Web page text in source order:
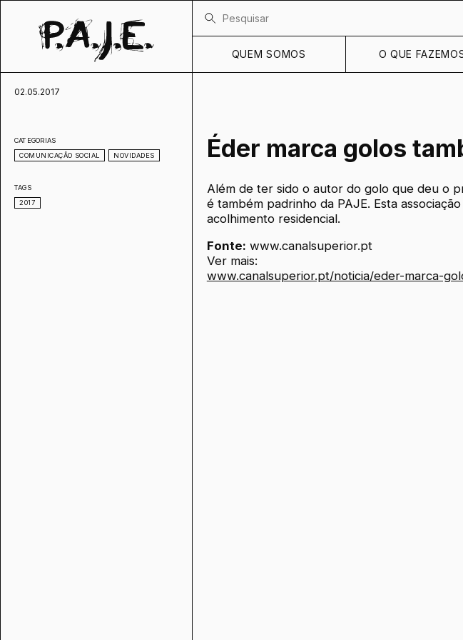
QUEM SOMOS O QUE
02.05.2017
CATEGORIAS
COMUNICAÇÃO SOCIAL
NOVIDADES
TAGS
2017
Éder marca golos
Além de ter sido o autor do golo que deu o
é também padrinho da PAJE. Esta
acolhimento residencial.
Fonte: www.canalsuperior.pt
Ver mais:
www.canalsuperior.pt/noticia/eder-marca-